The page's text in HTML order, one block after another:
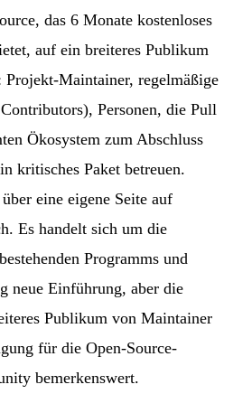
das 6 Monate kostenloses
auf ein breiteres Publikum
Maintainer, regelmäßige
Personen, die Pull
Ökosystem zum Abschluss
kritisches Paket betreuen.
eine eigene Seite auf
Es handelt sich um die
Programms und
neue Einführung, aber die
Publikum von Maintainer
für die Open-Source-
bemerkenswert.